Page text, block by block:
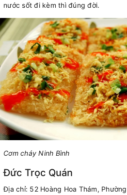
nước sốt đi kèm thì đúng đời.
Cơm cháy Ninh Bình
Đức Trọc Quán
Địa chỉ: 52 Hoàng Hoa Thám,